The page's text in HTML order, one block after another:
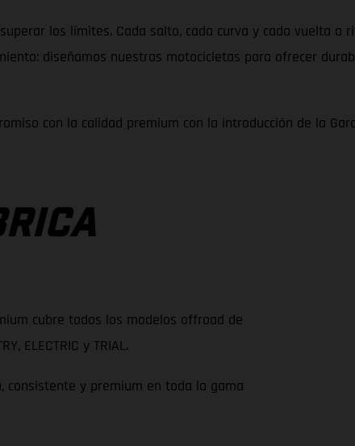
los límites. Cada salto, cada curva y cada vuelta
diseñamos nuestras motocicletas para ofrecer
con la calidad premium con la introducción de la
cubre todos los modelos offroad de
ELECTRIC y TRIAL.
consistente y premium en toda la gama